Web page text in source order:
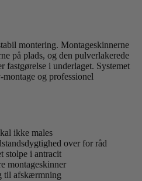
montering. Montageskinnerne
på plads, og den pulverlakerede
fastgørelse i underlaget. Systemet
og professionel
ikke males
over for råd
stolpe i antracit
montageskinner
til afskærmning